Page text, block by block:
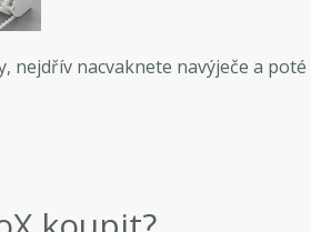
nejdřív nacvaknete navýječe a